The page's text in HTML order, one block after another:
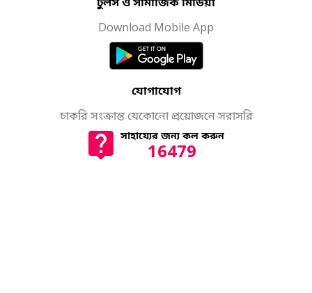
Download Mobile App
যোগাযোগ
চাকরি সংক্রান্ত যেকোনো প্রয়োজনে সরাসরি
সাহায্যের জন্য কল করুন
16479